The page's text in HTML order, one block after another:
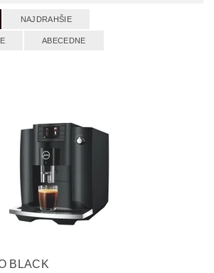
NAJDRAHŠIE
ABECEDNE
BLACK